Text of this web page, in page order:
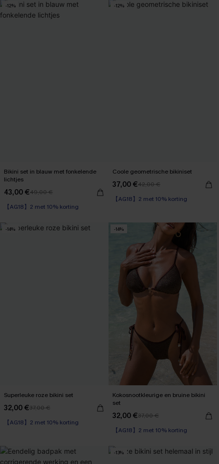
-12%
Bikini set in blauw met fonkelende
lichtjes
43,00 €49,00 €
【AG18】2 met 10% korting
-12%
Coole geometrische bikiniset
37,00 €42,00 €
【AG18】2 met 10% korting
-14%
Superleuke roze bikini set
32,00 €37,00 €
【AG18】2 met 10% korting
-14%
Kokosnootkleurige en bruine bikini
set
32,00 €37,00 €
【AG18】2 met 10% korting
-13%